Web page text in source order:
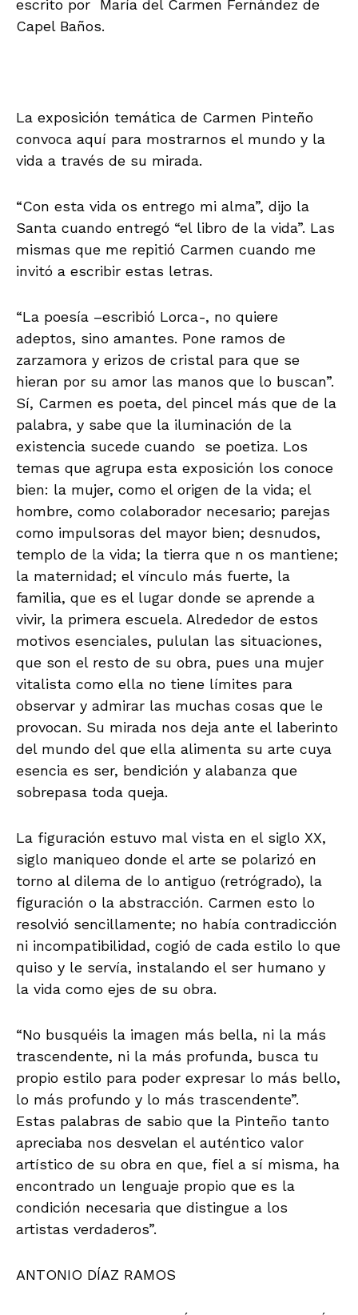
escrito por María del Carmen Fernández de
Capel Baños.
La exposición temática de Carmen Pinteño
convoca aquí para mostrarnos el mundo y la
vida a través de su mirada.
“Con esta vida os entrego mi alma”, dijo la
Santa cuando entregó “el libro de la vida”. Las
mismas que me repitió Carmen cuando me
invitó a escribir estas letras.
“La poesía –escribió Lorca-, no quiere
adeptos, sino amantes. Pone ramos de
zarzamora y erizos de cristal para que se
hieran por su amor las manos que lo buscan”.
Sí, Carmen es poeta, del pincel más que de la
palabra, y sabe que la iluminación de la
existencia sucede cuando se poetiza. Los
temas que agrupa esta exposición los conoce
bien: la mujer, como el origen de la vida; el
hombre, como colaborador necesario; parejas
como impulsoras del mayor bien; desnudos,
templo de la vida; la tierra que n os mantiene;
la maternidad; el vínculo más fuerte, la
familia, que es el lugar donde se aprende a
vivir, la primera escuela. Alrededor de estos
motivos esenciales, pululan las situaciones,
que son el resto de su obra, pues una mujer
vitalista como ella no tiene límites para
observar y admirar las muchas cosas que le
provocan. Su mirada nos deja ante el laberinto
del mundo del que ella alimenta su arte cuya
esencia es ser, bendición y alabanza que
sobrepasa toda queja.
La figuración estuvo mal vista en el siglo XX,
siglo maniqueo donde el arte se polarizó en
torno al dilema de lo antiguo (retrógrado), la
figuración o la abstracción. Carmen esto lo
resolvió sencillamente; no había contradicción
ni incompatibilidad, cogió de cada estilo lo que
quiso y le servía, instalando el ser humano y
la vida como ejes de su obra.
“No busquéis la imagen más bella, ni la más
trascendente, ni la más profunda, busca tu
propio estilo para poder expresar lo más bello,
lo más profundo y lo más trascendente”.
Estas palabras de sabio que la Pinteño tanto
apreciaba nos desvelan el auténtico valor
artístico de su obra en que, fiel a sí misma, ha
encontrado un lenguaje propio que es la
condición necesaria que distingue a los
artistas verdaderos”.
ANTONIO DÍAZ RAMOS